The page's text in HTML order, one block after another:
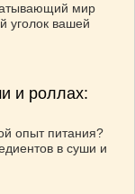
мир
уголок вашей
и роллах:
опыт питания?
в суши и